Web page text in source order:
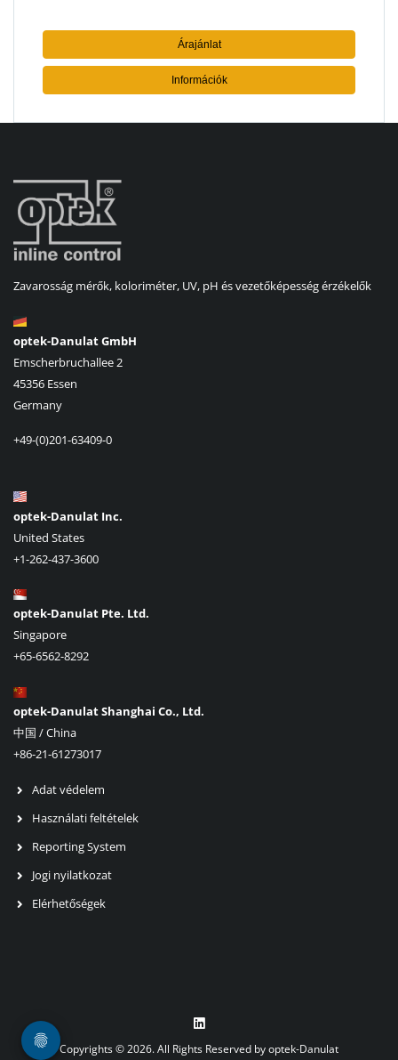
Árajánlat
Információk
Zavarosság mérők, koloriméter, UV, pH és vezetőképesség érzékelők
optek-Danulat GmbH
Emscherbruchallee 2
45356 Essen
Germany
+49-(0)201-63409-0
optek-Danulat Inc.
United States
+1-262-437-3600
optek-Danulat Pte. Ltd.
Singapore
+65-6562-8292
optek-Danulat Shanghai Co., Ltd.
中国 / China
+86-21-61273017
Adat védelem
Használati feltételek
Reporting System
Jogi nyilatkozat
Elérhetőségek
Copyrights © 2026. All Rights Reserved by optek-Danulat